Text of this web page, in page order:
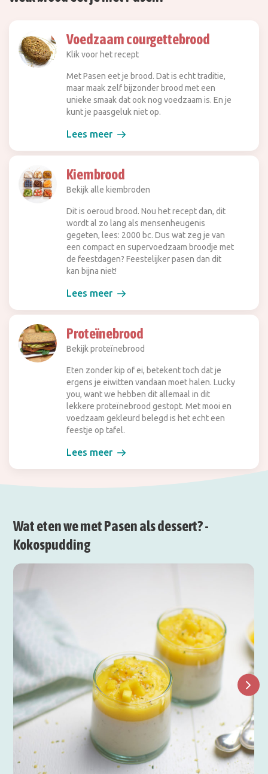
Voedzaam courgettebrood
Klik voor het recept
Met Pasen eet je brood. Dat is echt traditie,
maar maak zelf bijzonder brood met een
unieke smaak dat ook nog voedzaam is. En je
kunt je paasgeluk niet op.
Lees meer
Kiembrood
Bekijk alle kiembroden
Dit is oeroud brood. Nou het recept dan, dit
wordt al zo lang als mensenheugenis
gegeten, lees: 2000 bc. Dus wat zeg je van
een compact en supervoedzaam broodje met
de feestdagen? Feestelijker pasen dan dit
kan bijna niet!
Lees meer
Proteïnebrood
Bekijk proteïnebrood
Eten zonder kip of ei, betekent toch dat je
ergens je eiwitten vandaan moet halen. Lucky
you, want we hebben dit allemaal in dit
lekkere proteïnebrood gestopt. Met mooi en
voedzaam gekleurd belegd is het echt een
feestje op tafel.
Lees meer
Wat eten we met Pasen als dessert? -
Kokospudding